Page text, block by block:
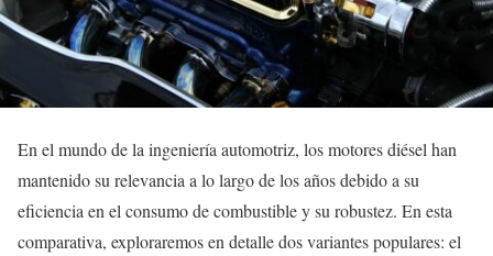
En el mundo de la ingeniería automotriz, los motores diésel han
mantenido su relevancia a lo largo de los años debido a su
eficiencia en el consumo de combustible y su robustez. En esta
comparativa, exploraremos en detalle dos variantes populares: el